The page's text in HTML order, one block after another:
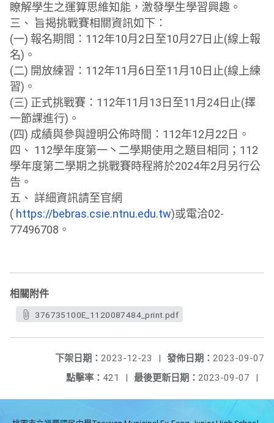
瞭解學生之運算思維知能，激發學生學習興趣。
三、 旨揭挑戰賽相關資訊如下：
(一) 報名期間：112年10月2日至10月27日止(線上報
名)。
(二) 開放練習：112年11月6日至11月10日止(線上練
習)。
(三) 正式挑戰賽：112年11月13日至11月24日止(擇
一節課進行)。
(四) 成績與參與證明公佈時間：112年12月22日。
四、 112學年度第一丶二學期使用之題目相同； 112
學年度第二學期之挑戰賽時程將於2024年2月另行公
告。
五、 詳細資訊請至官網
( https://bebras.csie.ntnu.edu.tw)或電洽02-
77496708。
相關附件
376735100E_1120087484_print.pdf
發佈日期： 2023-09-07
下架日期： 2023-12-23
|
最後更新日期： 2023-09-07 |
點擊率： 421 |